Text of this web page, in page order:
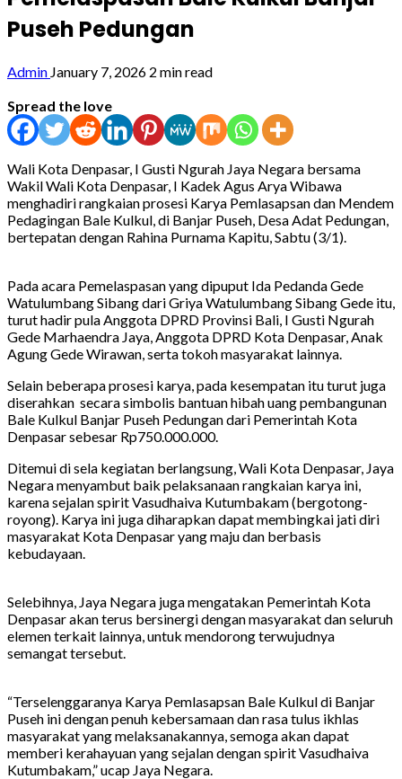
Puseh Pedungan
Admin January 7, 2026 2 min read
Spread the love
Wali Kota Denpasar, I Gusti Ngurah Jaya Negara bersama
Wakil Wali Kota Denpasar, I Kadek Agus Arya Wibawa
menghadiri rangkaian prosesi Karya Pemlasapsan dan Mendem
Pedagingan Bale Kulkul, di Banjar Puseh, Desa Adat Pedungan,
bertepatan dengan Rahina Purnama Kapitu, Sabtu (3/1).
Pada acara Pemelaspasan yang dipuput Ida Pedanda Gede
Watulumbang Sibang dari Griya Watulumbang Sibang Gede itu,
turut hadir pula Anggota DPRD Provinsi Bali, I Gusti Ngurah
Gede Marhaendra Jaya, Anggota DPRD Kota Denpasar, Anak
Agung Gede Wirawan, serta tokoh masyarakat lainnya.
Selain beberapa prosesi karya, pada kesempatan itu turut juga
diserahkan secara simbolis bantuan hibah uang pembangunan
Bale Kulkul Banjar Puseh Pedungan dari Pemerintah Kota
Denpasar sebesar Rp750.000.000.
Ditemui di sela kegiatan berlangsung, Wali Kota Denpasar, Jaya
Negara menyambut baik pelaksanaan rangkaian karya ini,
karena sejalan spirit Vasudhaiva Kutumbakam (bergotong-
royong). Karya ini juga diharapkan dapat membingkai jati diri
masyarakat Kota Denpasar yang maju dan berbasis
kebudayaan.
Selebihnya, Jaya Negara juga mengatakan Pemerintah Kota
Denpasar akan terus bersinergi dengan masyarakat dan seluruh
elemen terkait lainnya, untuk mendorong terwujudnya
semangat tersebut.
“Terselenggaranya Karya Pemlasapsan Bale Kulkul di Banjar
Puseh ini dengan penuh kebersamaan dan rasa tulus ikhlas
masyarakat yang melaksanakannya, semoga akan dapat
memberi kerahayuan yang sejalan dengan spirit Vasudhaiva
Kutumbakam,” ucap Jaya Negara.